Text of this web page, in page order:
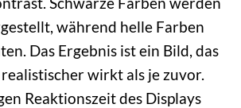
während helle Farben
Das Ergebnis ist ein Bild, das
wirkt als je zuvor.
Reaktionszeit des Displays